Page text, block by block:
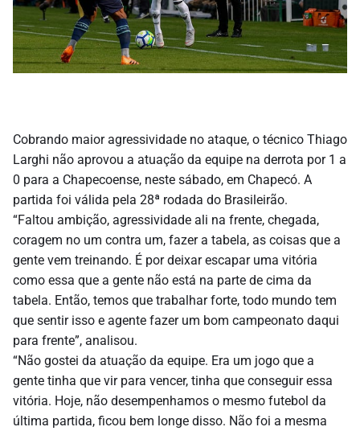
Cobrando maior agressividade no ataque, o técnico Thiago
Larghi não aprovou a atuação da equipe na derrota por 1 a
0 para a Chapecoense, neste sábado, em Chapecó. A
partida foi válida pela 28ª rodada do Brasileirão.
“Faltou ambição, agressividade ali na frente, chegada,
coragem no um contra um, fazer a tabela, as coisas que a
gente vem treinando. É por deixar escapar uma vitória
como essa que a gente não está na parte de cima da
tabela. Então, temos que trabalhar forte, todo mundo tem
que sentir isso e agente fazer um bom campeonato daqui
para frente”, analisou.
“Não gostei da atuação da equipe. Era um jogo que a
gente tinha que vir para vencer, tinha que conseguir essa
vitória. Hoje, não desempenhamos o mesmo futebol da
última partida, ficou bem longe disso. Não foi a mesma